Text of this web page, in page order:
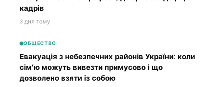
кадрів
3 дня тому
ОБЩЕСТВО
Евакуація з небезпечних районів України: коли
сім’ю можуть вивезти примусово і що
дозволено взяти із собою